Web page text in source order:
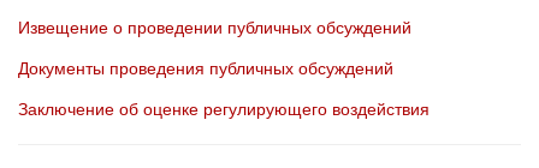
Извещение о проведении публичных обсуждений
Документы проведения публичных обсуждений
Заключение об оценке регулирующего воздействия